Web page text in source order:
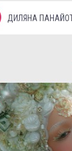
ДИЛЯНА